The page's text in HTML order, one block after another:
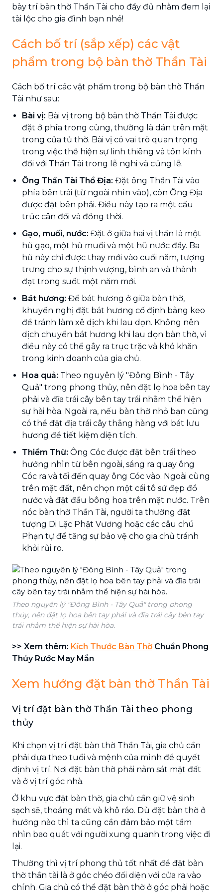
bày trí bàn thờ Thần Tài cho đầy đủ nhằm đem lại
tài lộc cho gia đình bạn nhé!
Cách bố trí (sắp xếp) các vật
phẩm trong bộ bàn thờ Thần Tài
Cách bố trí các vật phẩm trong bộ bàn thờ Thần
Tài như sau:
Bài vị: Bài vị trong bộ bàn thờ Thần Tài được
đặt ở phía trong cùng, thường là dán trên mặt
trong của tủ thờ. Bài vị có vai trò quan trọng
trong việc thể hiện sự linh thiêng và tôn kính
đối với Thần Tài trong lễ nghi và cúng lễ.
Ông Thần Tài Thổ Địa: Đặt ông Thần Tài vào
phía bên trái (từ ngoài nhìn vào), còn Ông Địa
được đặt bên phải. Điều này tạo ra một cấu
trúc cân đối và đồng thời.
Gạo, muối, nước: Đặt ở giữa hai vị thần là một
hũ gạo, một hũ muối và một hũ nước đầy. Ba
hũ này chỉ được thay mới vào cuối năm, tượng
trưng cho sự thịnh vượng, bình an và thành
đạt trong suốt một năm mới.
Bát hương: Để bát hương ở giữa bàn thờ,
khuyến nghị đặt bát hương cố định bằng keo
để tránh làm xê dịch khi lau dọn. Không nên
dịch chuyển bát hương khi lau dọn bàn thờ, vì
điều này có thể gây ra trục trặc và khó khăn
trong kinh doanh của gia chủ.
Hoa quả: Theo nguyên lý "Đông Bình - Tây
Quả" trong phong thủy, nên đặt lọ hoa bên tay
phải và đĩa trái cây bên tay trái nhằm thể hiện
sự hài hòa. Ngoài ra, nếu bàn thờ nhỏ bạn cũng
có thể đặt địa trái cây thẳng hàng với bát lưu
hương để tiết kiệm diện tích.
Thiềm Thừ: Ông Cóc được đặt bên trái theo
hướng nhìn từ bên ngoài, sáng ra quay ông
Cóc ra và tối đến quay ông Cóc vào. Ngoài cùng
trên mặt đất, nên chọn một cái tô sứ đẹp đổ
nước và đặt đầu bông hoa trên mặt nước. Trên
nóc bàn thờ Thần Tài, người ta thường đặt
tượng Di Lặc Phật Vương hoặc các câu chú
Phạn tự để tăng sự bảo vệ cho gia chủ tránh
khỏi rủi ro.
Theo nguyên lý "Đông Bình - Tây Quả" trong phong
thủy, nên đặt lọ hoa bên tay phải và đĩa trái cây bên tay
trái nhằm thể hiện sự hài hòa.
>> Xem thêm: Kích Thước Bàn Thờ Chuẩn Phong
Thủy Rước May Mắn
Xem hướng đặt bàn thờ Thần Tài
Vị trí đặt bàn thờ Thần Tài theo phong
thủy
Khi chọn vị trí đặt bàn thờ Thần Tài, gia chủ cần
phải dựa theo tuổi và mệnh của mình để quyết
định vị trí. Nơi đặt bàn thờ phải nằm sát mặt đất
và ở vị trí góc nhà.
Ở khu vực đặt bàn thờ, gia chủ cần giữ vệ sinh
sạch sẽ, thoáng mát và khô ráo. Dù đặt bàn thờ ở
hướng nào thì ta cũng cần đảm bảo một tầm
nhìn bao quát với người xung quanh trong việc đi
lại.
Thường thì vị trí phong thủ tốt nhất để đặt bàn
thờ thần tài là ở góc chéo đối diện với cửa ra vào
chính. Gia chủ có thể đặt bàn thờ ở góc phải hoặc